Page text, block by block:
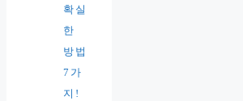
확실
한
방법
7가
지!